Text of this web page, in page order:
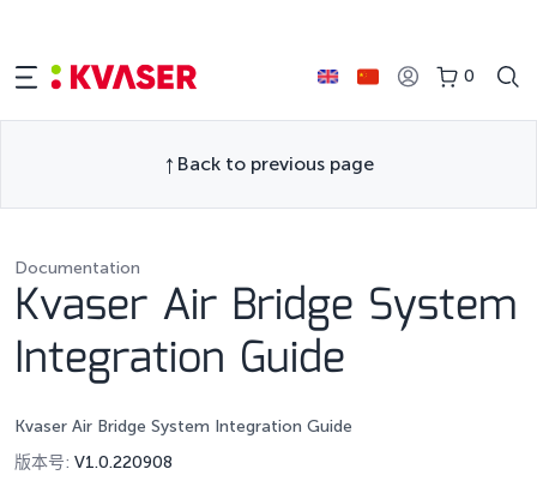
0
Back to previous page
Documentation
Kvaser Air Bridge System
Integration Guide
Kvaser Air Bridge System Integration Guide
版本号: V1.0.220908